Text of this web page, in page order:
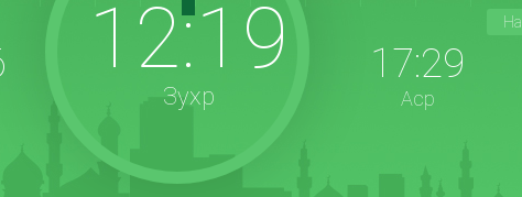
12:19
Зухр
17:29
Аср